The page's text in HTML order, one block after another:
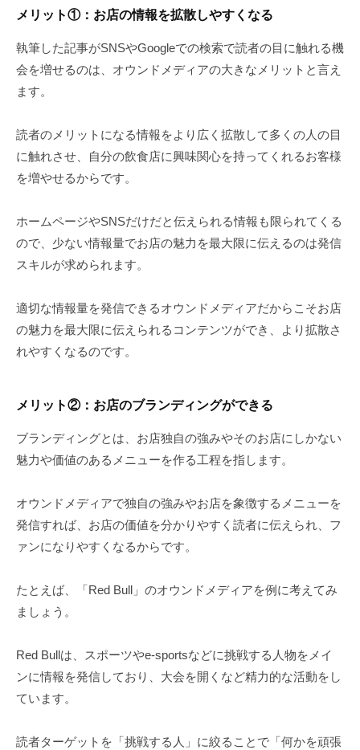
メリット①：お店の情報を拡散しやすくなる
執筆した記事がSNSやGoogleでの検索で読者の目に触れる機
会を増せるのは、オウンドメディアの大きなメリットと言え
ます。
読者のメリットになる情報をより広く拡散して多くの人の目
に触れさせ、自分の飲食店に興味関心を持ってくれるお客様
を増やせるからです。
ホームページやSNSだけだと伝えられる情報も限られてくる
ので、少ない情報量でお店の魅力を最大限に伝えるのは発信
スキルが求められます。
適切な情報量を発信できるオウンドメディアだからこそお店
の魅力を最大限に伝えられるコンテンツができ、より拡散さ
れやすくなるのです。
メリット②：お店のブランディングができる
ブランディングとは、お店独自の強みやそのお店にしかない
魅力や価値のあるメニューを作る工程を指します。
オウンドメディアで独自の強みやお店を象徴するメニューを
発信すれば、お店の価値を分かりやすく読者に伝えられ、フ
ァンになりやすくなるからです。
たとえば、「Red Bull」のオウンドメディアを例に考えてみ
ましょう。
Red Bullは、スポーツやe-sportsなどに挑戦する人物をメイ
ンに情報を発信しており、大会を開くなど精力的な活動をし
ています。
読者ターゲットを「挑戦する人」に絞ることで「何かを頑張